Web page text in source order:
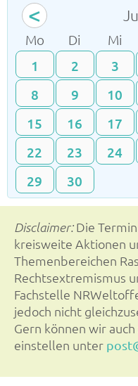
Disclaimer:Die
kreisweite Aktionen
Themenbereichen
Rechtsextremismus
Fachstelle
jedoch nicht
Gern können wir
einstellen unter
<
MontagDi enstag
Mi
1 2 3
8 9 10
15
16 17
22
23 24
29
30